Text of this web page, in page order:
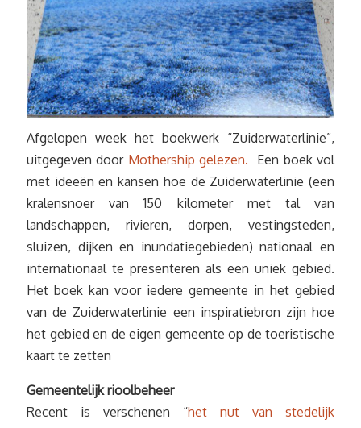
Afgelopen week het boekwerk “Zuiderwaterlinie”,
uitgegeven door Mothership gelezen. Een boek vol
met ideeën en kansen hoe de Zuiderwaterlinie (een
kralensnoer van 150 kilometer met tal van
landschappen, rivieren, dorpen, vestingsteden,
sluizen, dijken en inundatiegebieden) nationaal en
internationaal te presenteren als een uniek gebied.
Het boek kan voor iedere gemeente in het gebied
van de Zuiderwaterlinie een inspiratiebron zijn hoe
het gebied en de eigen gemeente op de toeristische
kaart te zetten
Gemeentelijk rioolbeheer
Recent is verschenen “het nut van stedelijk